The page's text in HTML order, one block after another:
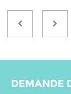
DEMANDE